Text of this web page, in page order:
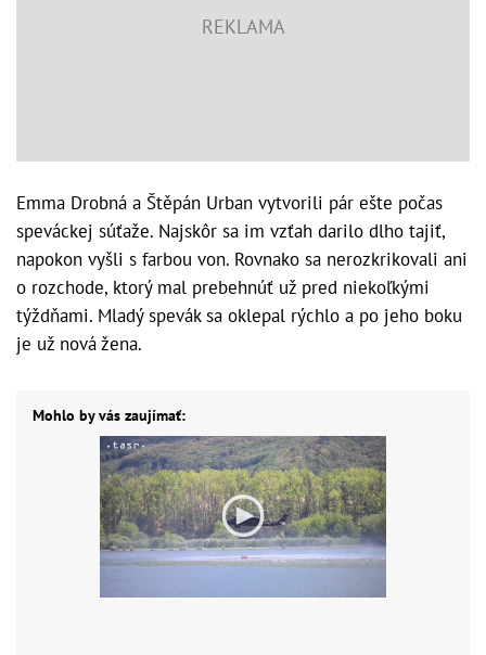
Emma Drobná a Štěpán Urban vytvorili pár ešte počas
speváckej súťaže. Najskôr sa im vzťah darilo dlho tajiť,
napokon vyšli s farbou von. Rovnako sa nerozkrikovali ani
o rozchode, ktorý mal prebehnúť už pred niekoľkými
týždňami. Mladý spevák sa oklepal rýchlo a po jeho boku
je už nová žena.
Mohlo by vás zaujímať: